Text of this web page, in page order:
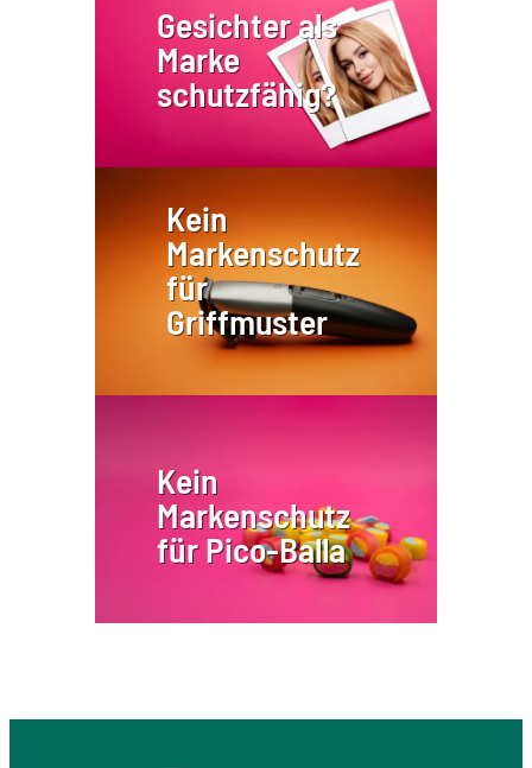
Gesichter als
Marke
schutzfähig?
Kein
Markenschutz
für
Griffmuster
Kein
Markenschutz
für Pico-Balla